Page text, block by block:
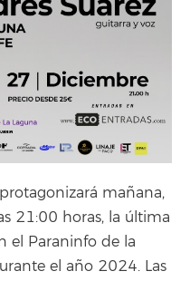
protagonizará mañana,
21:00 horas, la última
el Paraninfo de la
el año 2024. Las